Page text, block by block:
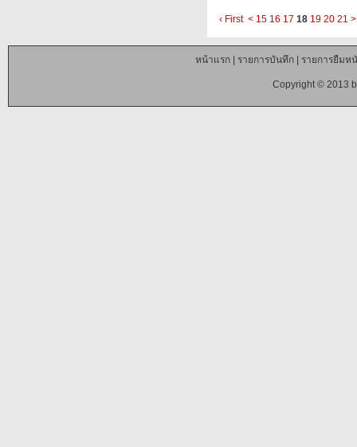
‹ First < 15 16 17 18 19 20 21 >
หน้าแรก| รายการบันทึก| รายการยืมห
Copyright © 2013